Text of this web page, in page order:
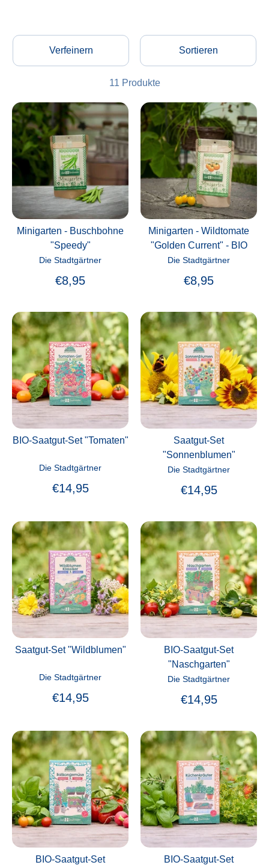
Verfeinern Sortieren
11 Produkte
Minigarten - Buschbohne
"Speedy"
Die Stadtgärtner
€8,95
Minigarten - Wildtomate
"Golden Current" - BIO
Die Stadtgärtner
€8,95
BIO-Saatgut-Set "Tomaten"
Die Stadtgärtner
€14,95
Saatgut-Set
"Sonnenblumen"
Die Stadtgärtner
€14,95
Saatgut-Set "Wildblumen"
Die Stadtgärtner
€14,95
BIO-Saatgut-Set
"Naschgarten"
Die Stadtgärtner
€14,95
BIO-Saatgut-Set
BIO-Saatgut-Set